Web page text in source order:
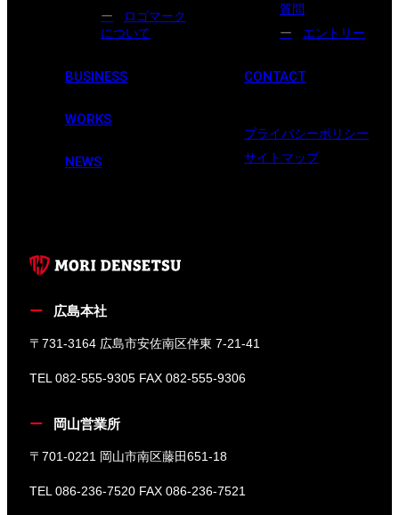
ロゴマーク
について
BUSINESS
WORKS
NEWS
質問
エントリー
CONTACT
プライバシーポリシー
サイトマップ
広島本社
〒731-3164 広島市安佐南区伴東 7-21-41
TEL 082-555-9305 FAX 082-555-9306
岡山営業所
〒701-0221 岡山市南区藤田651-18
TEL 086-236-7520 FAX 086-236-7521